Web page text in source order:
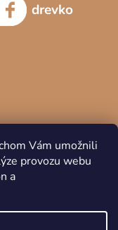
Vám umožnili
provozu webu
a
drevko